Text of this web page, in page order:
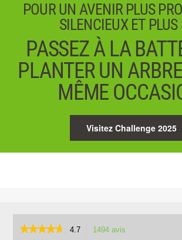
POUR UN AVENIR PLUS
SILENCIEUX ET PLUS
PASSEZ À LA
PLANTER UN
MÊME
Visitez Challenge 2025
★★★★★
★★★★★ 4.7 1494 avis